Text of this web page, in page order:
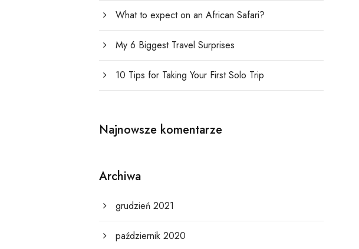
What to expect on an African Safari?
My 6 Biggest Travel Surprises
10 Tips for Taking Your First Solo Trip
Najnowsze komentarze
Archiwa
grudzień 2021
październik 2020